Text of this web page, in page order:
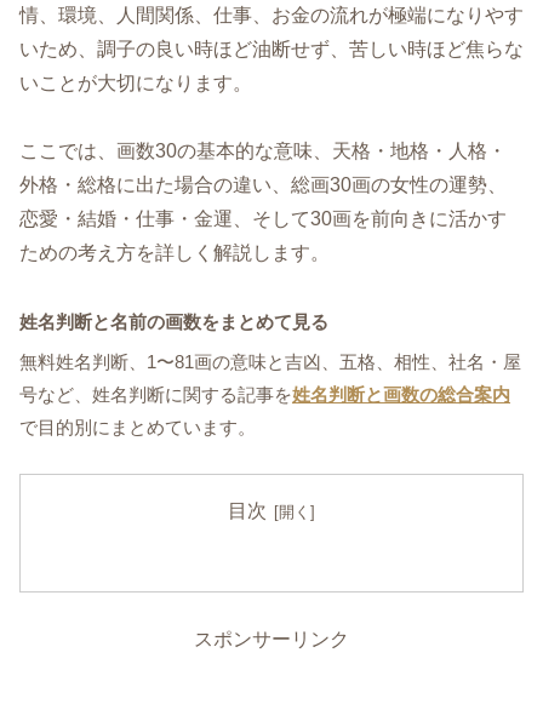
情、環境、人間関係、仕事、お金の流れが極端になりやす
いため、調子の良い時ほど油断せず、苦しい時ほど焦らな
いことが大切になります。
ここでは、画数30の基本的な意味、天格・地格・人格・
外格・総格に出た場合の違い、総画30画の女性の運勢、
恋愛・結婚・仕事・金運、そして30画を前向きに活かす
ための考え方を詳しく解説します。
姓名判断と名前の画数をまとめて見る
無料姓名判断、1〜81画の意味と吉凶、五格、相性、社名・屋
号など、姓名判断に関する記事を姓名判断と画数の総合案内
で目的別にまとめています。
目次
スポンサーリンク